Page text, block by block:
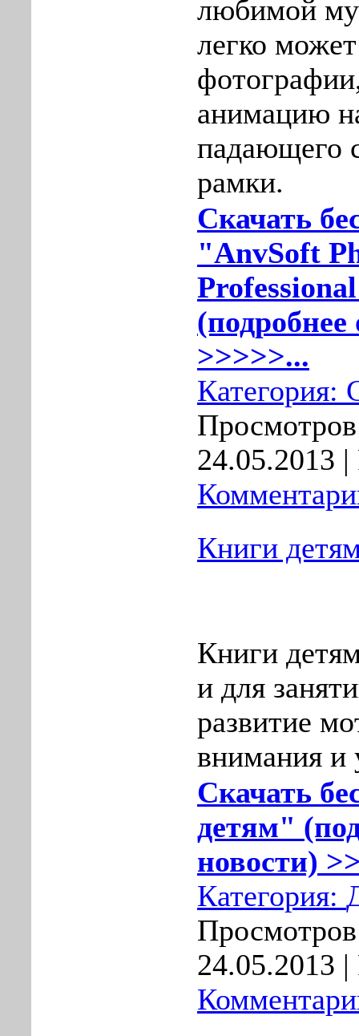
любимой
легко
анимацию
падающего
рамки.
Скачать
"AnvSoft
(подробнее
>>>>>...
Категория:
24.05.2013 |
Книги
Книги
и для
развитие
внимания и
Скачать
детям"
новости)
Категория:
24.05.2013 |